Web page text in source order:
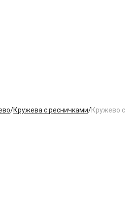
/Кружева с ресничками/Кружево с